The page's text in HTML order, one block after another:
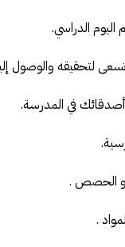
الدراسي.
لتحقيقه والوصول
في المدرسة.
أو الحصص .
.